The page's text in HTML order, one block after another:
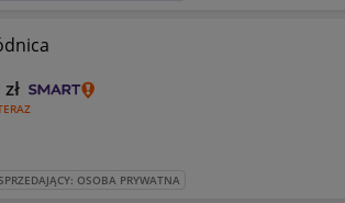
zł
OSOBA PRYWATNA